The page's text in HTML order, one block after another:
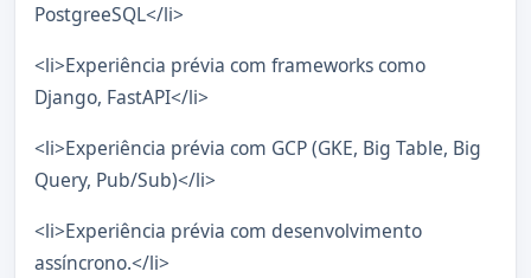
PostgreeSQL</li>
<li>Experiência prévia com frameworks como
Django, FastAPI</li>
<li>Experiência prévia com GCP (GKE, Big Table, Big
Query, Pub/Sub)</li>
<li>Experiência prévia com desenvolvimento
assíncrono.</li>